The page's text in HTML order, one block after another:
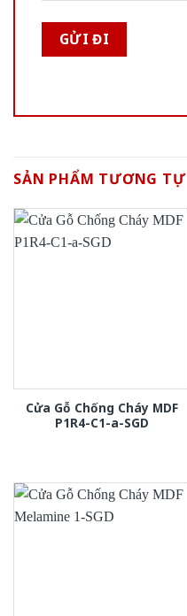
SẢN PHẨM TƯƠNG TỰ
Cửa Gỗ Chống Cháy MDF
P1R4-C1-a-SGD